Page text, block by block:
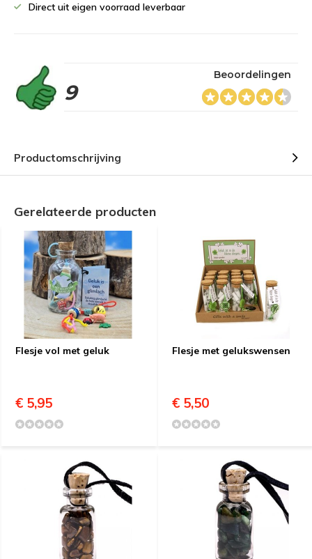
Direct uit eigen voorraad leverbaar
9
Beoordelingen
Productomschrijving
Gerelateerde producten
Flesje vol met geluk
€ 5,95
Flesje met gelukswensen
€ 5,50